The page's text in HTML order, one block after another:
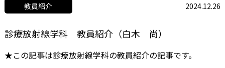
教員紹介 2024.12.26
診療放射線学科 教員紹介（白木 尚）
★この記事は診療放射線学科の教員紹介の記事です。